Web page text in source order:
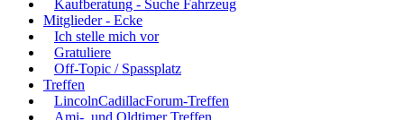
Kaufberatung - Suche Fahrzeug
Mitglieder - Ecke
Ich stelle mich vor
Gratuliere
Off-Topic / Spassplatz
Treffen
LincolnCadillacForum-Treffen